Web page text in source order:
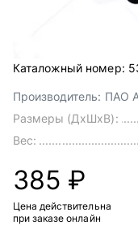
Каталожный номер:
Производитель: ПАО
Размеры (ДхШхВ):
Вес:
385 ₽
Цена действительна
при заказе онлайн